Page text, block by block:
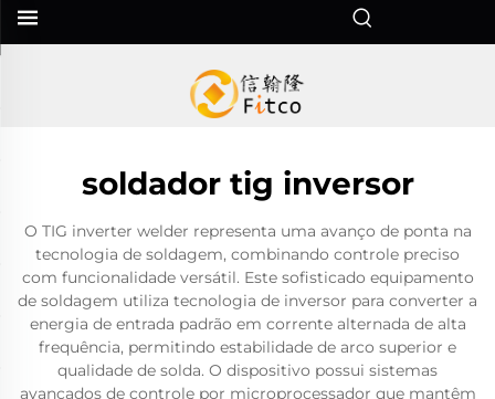
soldador tig inversor
O TIG inverter welder representa uma avanço de ponta na
tecnologia de soldagem, combinando controle preciso
com funcionalidade versátil. Este sofisticado equipamento
de soldagem utiliza tecnologia de inversor para converter a
energia de entrada padrão em corrente alternada de alta
frequência, permitindo estabilidade de arco superior e
qualidade de solda. O dispositivo possui sistemas
avançados de controle por microprocessador que mantêm